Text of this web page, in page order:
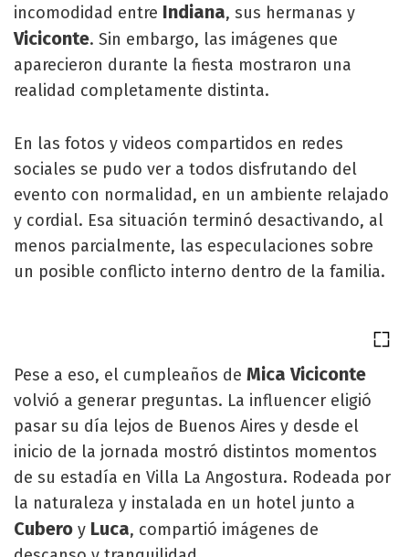
incomodidad entre Indiana, sus hermanas y
Viciconte. Sin embargo, las imágenes que
aparecieron durante la fiesta mostraron una
realidad completamente distinta.
En las fotos y videos compartidos en redes
sociales se pudo ver a todos disfrutando del
evento con normalidad, en un ambiente relajado
y cordial. Esa situación terminó desactivando, al
menos parcialmente, las especulaciones sobre
un posible conflicto interno dentro de la familia.
Pese a eso, el cumpleaños de Mica Viciconte
volvió a generar preguntas. La influencer eligió
pasar su día lejos de Buenos Aires y desde el
inicio de la jornada mostró distintos momentos
de su estadía en Villa La Angostura. Rodeada por
la naturaleza y instalada en un hotel junto a
Cubero y Luca, compartió imágenes de